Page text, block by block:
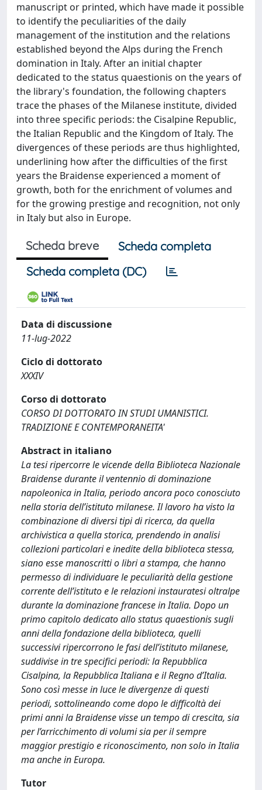
manuscript or printed, which have made it possible
to identify the peculiarities of the daily
management of the institution and the relations
established beyond the Alps during the French
domination in Italy. After an initial chapter
dedicated to the status quaestionis on the years of
the library's foundation, the following chapters
trace the phases of the Milanese institute, divided
into three specific periods: the Cisalpine Republic,
the Italian Republic and the Kingdom of Italy. The
divergences of these periods are thus highlighted,
underlining how after the difficulties of the first
years the Braidense experienced a moment of
growth, both for the enrichment of volumes and
for the growing prestige and recognition, not only
in Italy but also in Europe.
Scheda breve
Scheda completa
Scheda completa (DC)
Data di discussione
11-lug-2022
Ciclo di dottorato
XXXIV
Corso di dottorato
CORSO DI DOTTORATO IN STUDI UMANISTICI.
TRADIZIONE E CONTEMPORANEITA'
Abstract in italiano
La tesi ripercorre le vicende della Biblioteca Nazionale
Braidense durante il ventennio di dominazione
napoleonica in Italia, periodo ancora poco conosciuto
nella storia dell’istituto milanese. Il lavoro ha visto la
combinazione di diversi tipi di ricerca, da quella
archivistica a quella storica, prendendo in analisi
collezioni particolari e inedite della biblioteca stessa,
siano esse manoscritti o libri a stampa, che hanno
permesso di individuare le peculiarità della gestione
corrente dell’istituto e le relazioni instauratesi oltralpe
durante la dominazione francese in Italia. Dopo un
primo capitolo dedicato allo status quaestionis sugli
anni della fondazione della biblioteca, quelli
successivi ripercorrono le fasi dell’istituto milanese,
suddivise in tre specifici periodi: la Repubblica
Cisalpina, la Repubblica Italiana e il Regno d’Italia.
Sono così messe in luce le divergenze di questi
periodi, sottolineando come dopo le difficoltà dei
primi anni la Braidense visse un tempo di crescita, sia
per l’arricchimento di volumi sia per il sempre
maggior prestigio e riconoscimento, non solo in Italia
ma anche in Europa.
Tutor